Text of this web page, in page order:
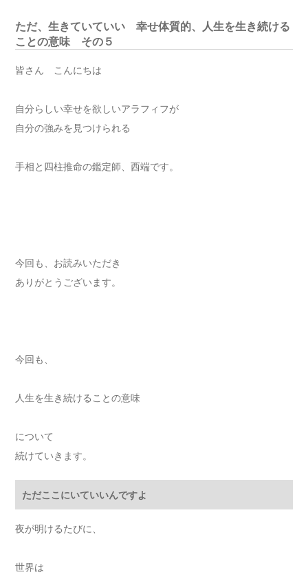
ただ、生きていていい 幸せ体質的、人生を生き続ける
ことの意味 その５
皆さん こんにちは
自分らしい幸せを欲しいアラフィフが
自分の強みを見つけられる
手相と四柱推命の鑑定師、西端です。
今回も、お読みいただき
ありがとうございます。
今回も、
人生を生き続けることの意味
について
続けていきます。
ただここにいていいんですよ
夜が明けるたびに、
世界は